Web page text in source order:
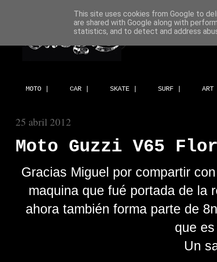
MOTO | CAR | SKATE | SURF |
25 abril 2012
Moto Guzzi V65
Gracias Miguel por compartir
maquina que fué portada de la
ahora también forma parte de
que
Un
This site uses cookies from Google to
are shared with Google along with
statistics, and to detect and address